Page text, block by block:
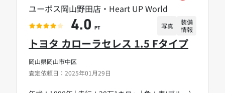
岡山県岡山市中区
査定依頼日：2025年01月29日
トヨタ カローラセレス 1.5 Fタイプ
ユーポス岡山野田店・Heart UP World
4.0 PT 写真
装備
情報